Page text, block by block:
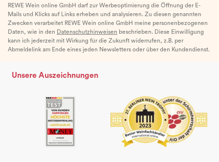
REWE Wein online GmbH darf zur Werbeoptimierung die Öffnung der E-
Mails und Klicks auf Links erheben und analysieren. Zu diesen genannten
Zwecken verarbeitet REWE Wein online GmbH meine personenbezogenen
Daten, wie in den Datenschutzhinweisen beschrieben. Diese Einwilligung
kann ich jederzeit mit Wirkung für die Zukunft widerrufen, z.B. per
Abmeldelink am Ende eines jeden Newsletters oder über den Kundendienst.
Unsere Auszeichnungen